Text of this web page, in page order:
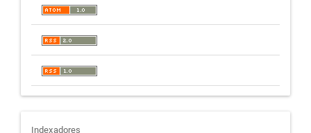
Indexadores